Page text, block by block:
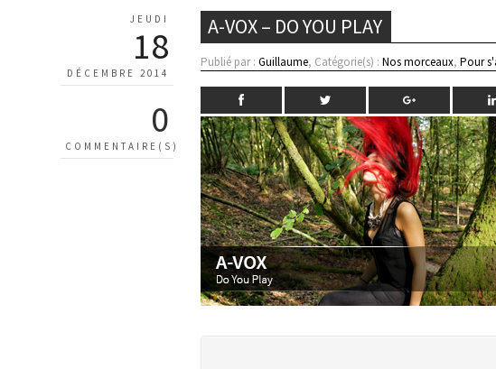
JEUDI
18
DÉCEMBRE 2014
0
COMMENTAIRE(S)
A-VOX – DO YOU PLAY
Publié par :Guillaume, Catégorie(s) :Nos morceaux,Pour